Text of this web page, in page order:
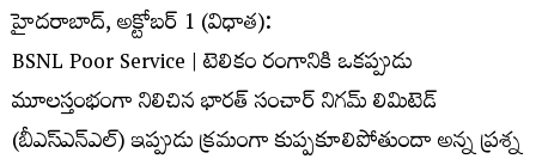
హైదరాబాద్‌, అక్టోబర్‌ 1 (విధాత‌):
BSNL Poor Service | టెలికం రంగానికి ఒకప్పుడు
మూలస్తంభంగా నిలిచిన భారత్‌ సంచార్‌ నిగమ్‌ లిమిటెడ్‌
(బీఎస్ఎన్ఎల్‌) ఇప్పుడు క్రమంగా కుప్పకూలిపోతుందా అన్న ప్రశ్న